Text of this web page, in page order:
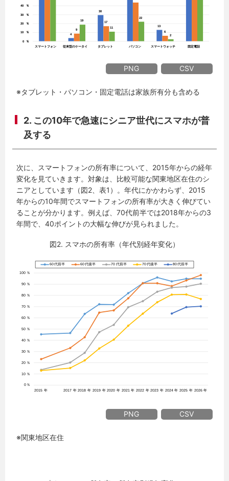
PNG CSV
※タブレット・パソコン・固定電話は家族所有分も含める
2. この10年で急速にシニア世代にスマホが普
及する
次に、スマートフォンの所有率について、2015年からの経年
変化を見ていきます。対象は、比較可能な関東地区在住のシ
ニアとしています（図2、表1）。年代にかかわらず、2015
年からの10年間でスマートフォンの所有率が大きく伸びてい
ることが分かります。例えば、70代前半では2018年からの3
年間で、40ポイントの大幅な伸びが見られました。
図2. スマホの所有率（年代別経年変化）
PNG CSV
※関東地区在住